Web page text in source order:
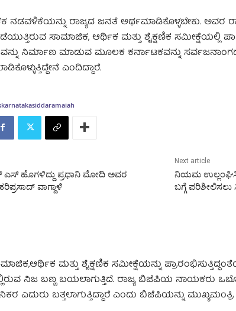
ರಾಜ್ಯದ ಜನತೆ ಅರ್ಥಮಾಡಿಕೊಳ್ಳಬೇಕು. ಅವರ
ಸಾಮಾಜಿಕ, ಆರ್ಥಿಕ ಮತ್ತು ಶೈಕ್ಷಣಿಕ ಸಮೀಕ್ಷೆಯಲ್ಲಿ
ನಿರ್ಮಾಣ ಮಾಡುವ ಮೂಲಕ ಕರ್ನಾಟಕವನ್ನು
ಎಂದಿದ್ದಾರೆ.
karnatakasiddaramaiah
ಹೊಗಳಿದ್ದು ಪ್ರಧಾನಿ ಮೋದಿ ಅವರ
ವಾಗ್ದಾಳಿ
Next article
ನಿಯಮ ಉಲ್ಲಂಘಿಸಿ
ಬಗ್ಗೆ
ಮತ್ತು ಶೈಕ್ಷಣಿಕ ಸಮೀಕ್ಷೆಯನ್ನು
ನಿಜ ಬಣ್ಣ ಬಯಲಾಗುತ್ತಿದೆ. ರಾಜ್ಯ ಬಿಜೆಪಿಯ ನಾಯಕರು
ಎದುರು ಬತ್ತಲಾಗುತ್ತಿದ್ದಾರೆ ಎಂದು ಬಿಜೆಪಿಯನ್ನು